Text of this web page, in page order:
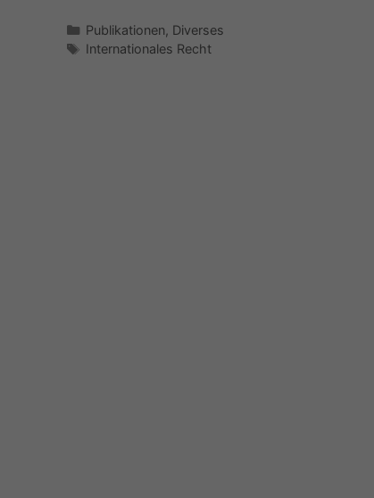
Kategorien
Publikationen, Diverses
Schlagwörter
Internationales Recht